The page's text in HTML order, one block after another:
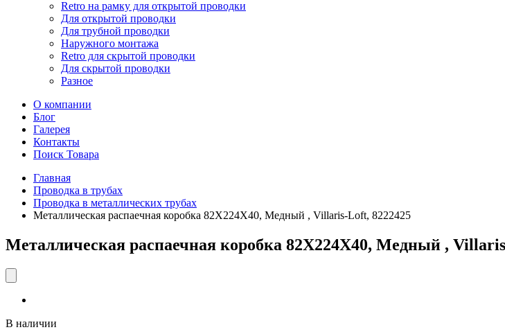
Retro на рамку для открытой проводки
Для открытой проводки
Для трубной проводки
Наружного монтажа
Retro для скрытой проводки
Для скрытой проводки
Разное
О компании
Блог
Галерея
Контакты
Поиск Товара
Главная
Проводка в трубах
Проводка в металлических трубах
Металлическая распаечная коробка 82Х224Х40, Медный , Villaris-Loft, 8222425
Металлическая распаечная коробка 82Х224Х40, Медный ,
В наличии